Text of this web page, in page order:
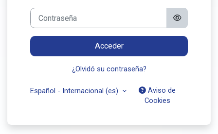
Contraseña
Acceder
¿Olvidó su contraseña?
Español - Internacional ‎(es)‎
Aviso de
Cookies